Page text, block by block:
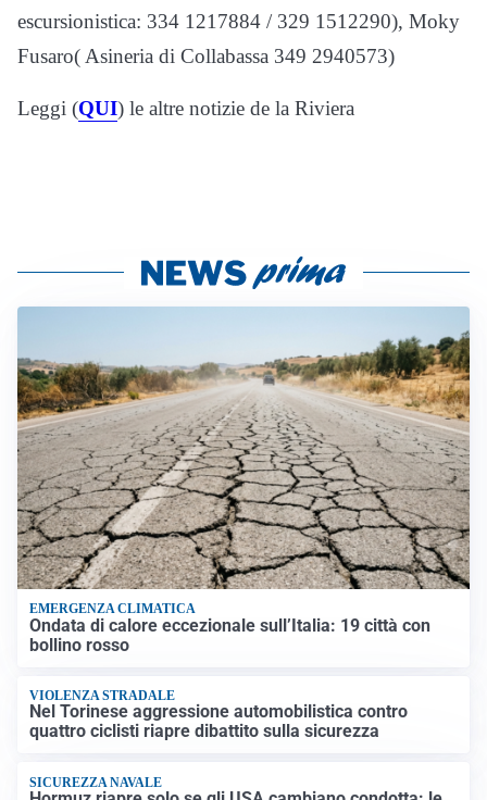
escursionistica: 334 1217884 / 329 1512290), Moky
Fusaro( Asineria di Collabassa 349 2940573)
Leggi (QUI) le altre notizie de la Riviera
EMERGENZA CLIMATICA
Ondata di calore eccezionale sull’Italia: 19 città con
bollino rosso
VIOLENZA STRADALE
Nel Torinese aggressione automobilistica contro
quattro ciclisti riapre dibattito sulla sicurezza
SICUREZZA NAVALE